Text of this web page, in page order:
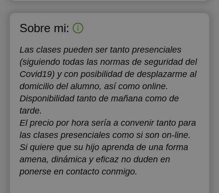
Sobre mi:
Las clases pueden ser tanto presenciales
(siguiendo todas las normas de seguridad del
Covid19) y con posibilidad de desplazarme al
domicilio del alumno, así como online.
Disponibilidad tanto de mañana como de
tarde.
El precio por hora sería a convenir tanto para
las clases presenciales como si son on-line.
Si quiere que su hijo aprenda de una forma
amena, dinámica y eficaz no duden en
ponerse en contacto conmigo.